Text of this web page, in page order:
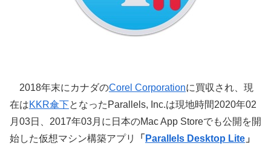
2018年末にカナダのCorel Corporationに買収され、現
在はKKR傘下となったParallels, Inc.は現地時間2020年02
月03日、2017年03月に日本のMac App Storeでも公開を開
始した仮想マシン構築アプリ
「 Parallels Desktop Lite 」